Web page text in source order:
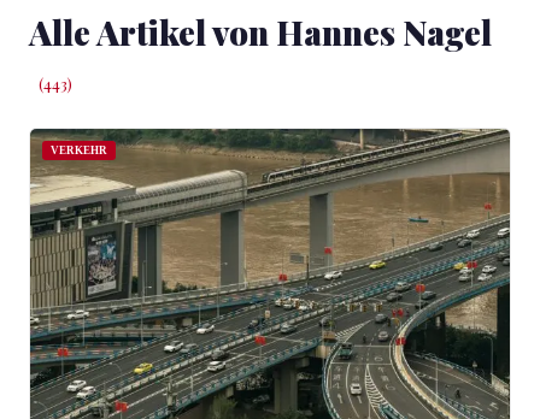
Alle Artikel von Hannes Nagel
(443)
VERKEHR